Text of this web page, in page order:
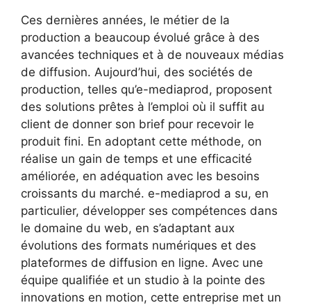
Ces dernières années, le métier de la
production a beaucoup évolué grâce à des
avancées techniques et à de nouveaux médias
de diffusion. Aujourd’hui, des sociétés de
production, telles qu’e-mediaprod, proposent
des solutions prêtes à l’emploi où il suffit au
client de donner son brief pour recevoir le
produit fini. En adoptant cette méthode, on
réalise un gain de temps et une efficacité
améliorée, en adéquation avec les besoins
croissants du marché. e-mediaprod a su, en
particulier, développer ses compétences dans
le domaine du web, en s’adaptant aux
évolutions des formats numériques et des
plateformes de diffusion en ligne. Avec une
équipe qualifiée et un studio à la pointe des
innovations en motion, cette entreprise met un